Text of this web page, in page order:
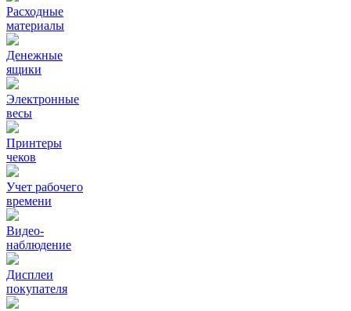
Расходные
материалы
Денежные
ящики
Электронные
весы
Принтеры
чеков
Учет рабочего
времени
Видео‑
наблюдение
Дисплеи
покупателя